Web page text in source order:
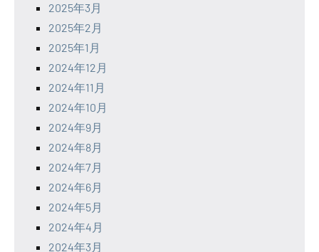
2025年3月
2025年2月
2025年1月
2024年12月
2024年11月
2024年10月
2024年9月
2024年8月
2024年7月
2024年6月
2024年5月
2024年4月
2024年3月